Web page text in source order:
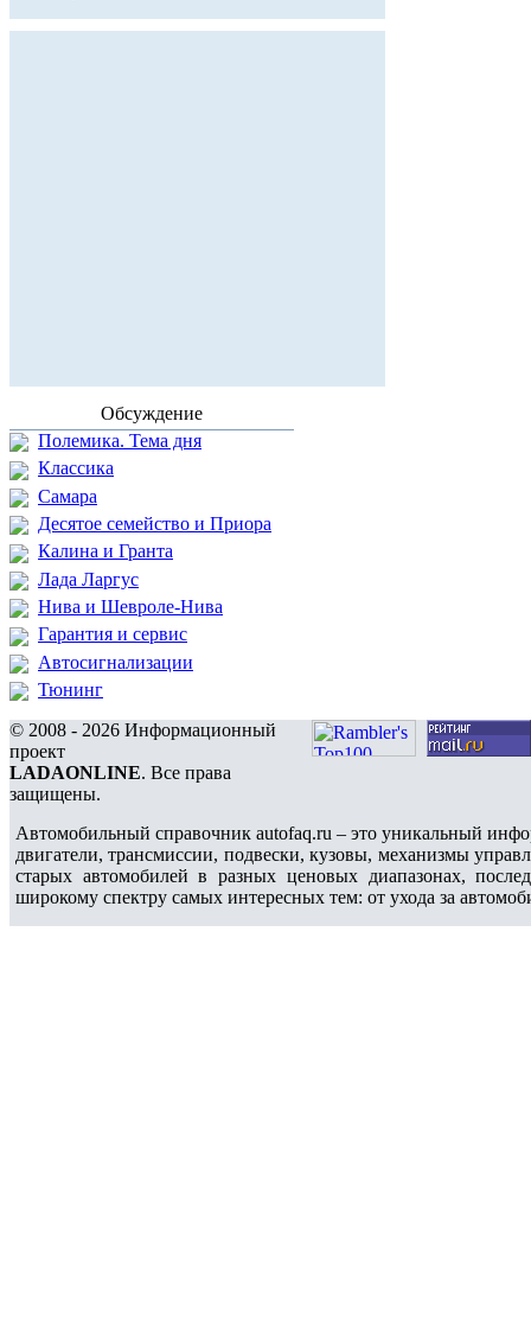
Обсуждение
Полемика. Тема дня
Классика
Самара
Десятое семейство и Приора
Калина и Гранта
Лада Ларгус
Нива и Шевроле-Нива
Гарантия и сервис
Автосигнализации
Тюнинг
© 2008 - 2026 Информационный
проект
LADAONLINE. Все права
защищены.
Автомобильный справочник autofaq.ru – это уникальный
двигатели, трансмиссии, подвески, кузовы, механизмы
старых автомобилей в разных ценовых диапазонах,
широкому спектру самых интересных тем: от ухода за